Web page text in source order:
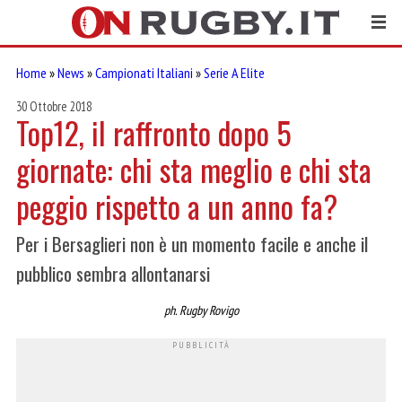
Home »News »Campionati Italiani »Serie A Elite
30 Ottobre 2018
Top12, il raffronto dopo 5
giornate: chi sta meglio e chi sta
peggio rispetto a un anno fa?
Per i Bersaglieri non è un momento facile e anche il
pubblico sembra allontanarsi
ph. Rugby Rovigo